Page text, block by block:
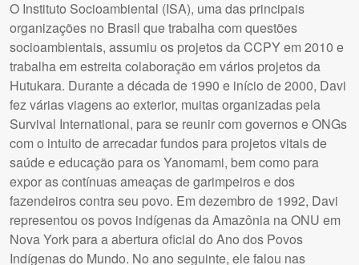
O Instituto Socioambiental (ISA), uma das principais
organizações no Brasil que trabalha com questões
socioambientais, assumiu os projetos da CCPY em 2010 e
trabalha em estreita colaboração em vários projetos da
Hutukara. Durante a década de 1990 e início de 2000, Davi
fez várias viagens ao exterior, muitas organizadas pela
Survival International, para se reunir com governos e ONGs
com o intuito de arrecadar fundos para projetos vitais de
saúde e educação para os Yanomami, bem como para
expor as contínuas ameaças de garimpeiros e dos
fazendeiros contra seu povo. Em dezembro de 1992, Davi
representou os povos indígenas da Amazônia na ONU em
Nova York para a abertura oficial do Ano dos Povos
Indígenas do Mundo. No ano seguinte, ele falou nas